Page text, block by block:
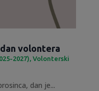
volontera
2027), Volonterski
dan je...